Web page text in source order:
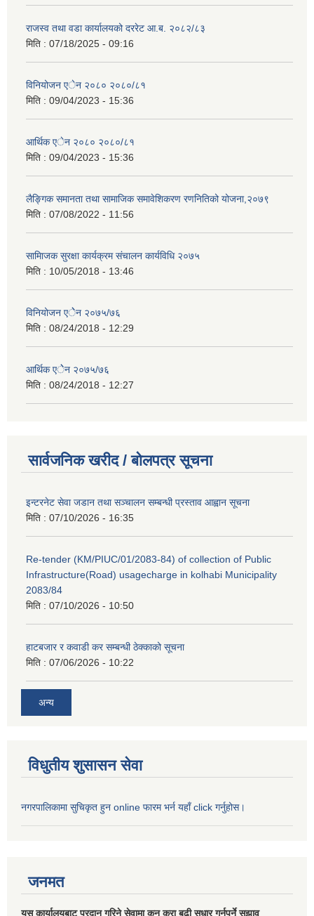
राजस्व तथा वडा कार्यालयको दररेट आ.ब. २०८२/८३
मिति : 07/18/2025 - 09:16
विनियोजन एेन २०८० २०८०/८१
मिति : 09/04/2023 - 15:36
आर्थिक एेन २०८० २०८०/८१
मिति : 09/04/2023 - 15:36
लैङ्गिक समानता तथा सामाजिक समावेशिकरण रणनितिको योजना,२०७९
मिति : 07/08/2022 - 11:56
सामािजक सुरक्षा कार्यक्रम संचालन कार्यविधि २०७५
मिति : 10/05/2018 - 13:46
विनियोजन एेेन २०७५/७६
मिति : 08/24/2018 - 12:29
आर्थिक एेेन २०७५/७६
मिति : 08/24/2018 - 12:27
सार्वजनिक खरीद / बोलपत्र सूचना
इन्टरनेट सेवा जडान तथा सञ्चालन सम्बन्धी प्रस्ताव आह्वान सूचना
मिति : 07/10/2026 - 16:35
Re-tender (KM/PIUC/01/2083-84) of collection of Public
Infrastructure(Road) usagecharge in kolhabi Municipality
2083/84
मिति : 07/10/2026 - 10:50
हाटबजार र कवाडी कर सम्बन्धी ठेक्काको सूचना
मिति : 07/06/2026 - 10:22
अन्य
विधुतीय शुसासन सेवा
नगरपालिकामा सुचिकृत हुन online फारम भर्न यहाँ click गर्नुहोस।
जनमत
यस कार्यालयबाट प्रदान गरिने सेवामा कुन कुरा बढी सुधार गर्नुपर्ने सुझाव